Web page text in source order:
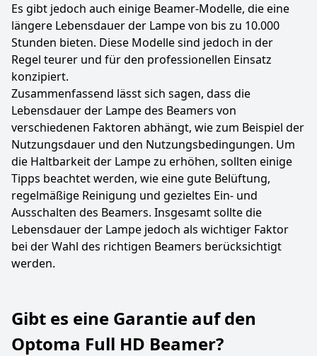
Es gibt jedoch auch einige Beamer-Modelle, die eine
längere Lebensdauer der Lampe von bis zu 10.000
Stunden bieten. Diese Modelle sind jedoch in der
Regel teurer und für den professionellen Einsatz
konzipiert.
Zusammenfassend lässt sich sagen, dass die
Lebensdauer der Lampe des Beamers von
verschiedenen Faktoren abhängt, wie zum Beispiel der
Nutzungsdauer und den Nutzungsbedingungen. Um
die Haltbarkeit der Lampe zu erhöhen, sollten einige
Tipps beachtet werden, wie eine gute Belüftung,
regelmäßige Reinigung und gezieltes Ein- und
Ausschalten des Beamers. Insgesamt sollte die
Lebensdauer der Lampe jedoch als wichtiger Faktor
bei der Wahl des richtigen Beamers berücksichtigt
werden.
Gibt es eine Garantie auf den
Optoma Full HD Beamer?